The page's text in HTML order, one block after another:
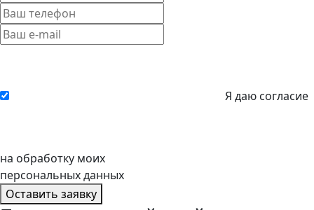
Я даю согласие
на обработку моих
персональных данных
Оставить заявку